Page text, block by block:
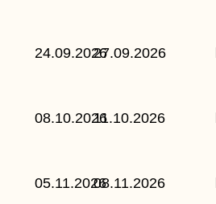
24.09.202627.09.2026
08.10.202611.10.2026
05.11.202608.11.2026